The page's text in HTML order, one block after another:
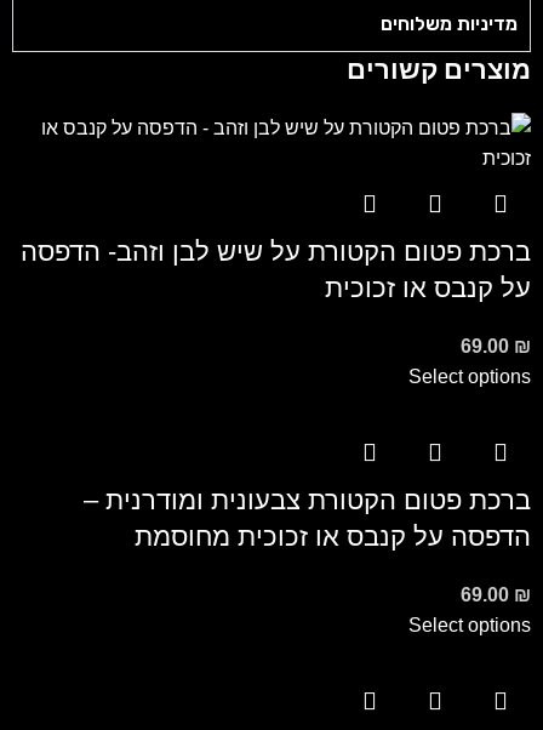
מדיניות משלוחים
מוצרים קשורים
ברכת פטום הקטורת על שיש לבן וזהב- הדפסה
על קנבס או זכוכית
69.00 ₪
Select options
ברכת פטום הקטורת צבעונית ומודרנית –
הדפסה על קנבס או זכוכית מחוסמת
69.00 ₪
Select options